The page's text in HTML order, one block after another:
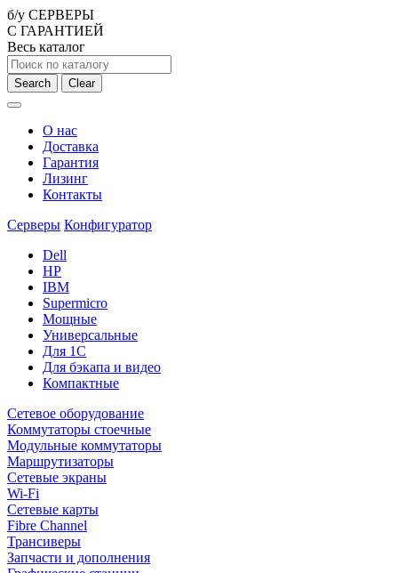
б/у СЕРВЕРЫ
С ГАРАНТИЕЙ
Весь каталог
Search Clear
О нас
Доставка
Гарантия
Лизинг
Контакты
Серверы Конфигуратор
Dell
HP
IBM
Supermicro
Мощные
Универсальные
Для 1С
Для бэкапа и видео
Компактные
Сетевое оборудование
Коммутаторы стоечные
Модульные коммутаторы
Маршрутизаторы
Сетевые экраны
Wi-Fi
Сетевые карты
Fibre Channel
Трансиверы
Запчасти и дополнения